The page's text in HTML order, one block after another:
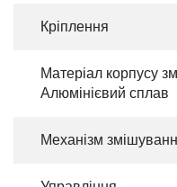
Кріплення
Матеріал корпусу
Алюмінієвий сплав
Механізм